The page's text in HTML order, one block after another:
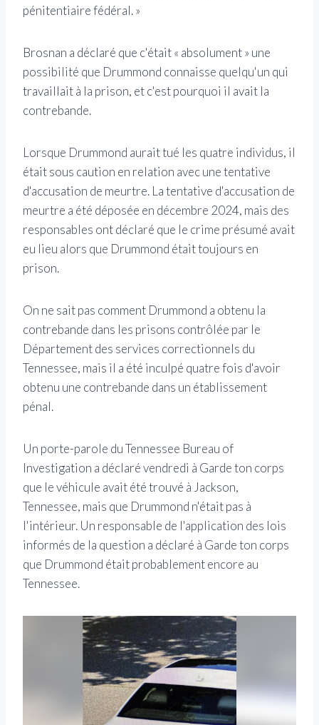
pénitentiaire fédéral. »
Brosnan a déclaré que c'était « absolument » une
possibilité que Drummond connaisse quelqu'un qui
travaillait à la prison, et c'est pourquoi il avait la
contrebande.
Lorsque Drummond aurait tué les quatre individus, il
était sous caution en relation avec une tentative
d'accusation de meurtre. La tentative d'accusation de
meurtre a été déposée en décembre 2024, mais des
responsables ont déclaré que le crime présumé avait
eu lieu alors que Drummond était toujours en
prison.
On ne sait pas comment Drummond a obtenu la
contrebande dans les prisons contrôlée par le
Département des services correctionnels du
Tennessee, mais il a été inculpé quatre fois d'avoir
obtenu une contrebande dans un établissement
pénal.
Un porte-parole du Tennessee Bureau of
Investigation a déclaré vendredi à Garde ton corps
que le véhicule avait été trouvé à Jackson,
Tennessee, mais que Drummond n'était pas à
l'intérieur. Un responsable de l'application des lois
informés de la question a déclaré à Garde ton corps
que Drummond était probablement encore au
Tennessee.